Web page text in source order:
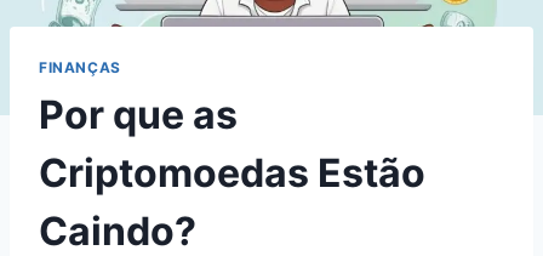
FINANÇAS
Por que as
Criptomoedas Estão
Caindo?